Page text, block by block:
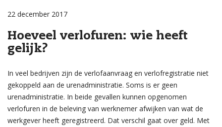
22 december 2017
Hoeveel verlofuren: wie heeft
gelijk?
In veel bedrijven zijn de verlofaanvraag en verlofregistratie niet
gekoppeld aan de urenadministratie. Soms is er geen
urenadministratie. In beide gevallen kunnen opgenomen
verlofuren in de beleving van werknemer afwijken van wat de
werkgever heeft geregistreerd. Dat verschil gaat over geld. Met